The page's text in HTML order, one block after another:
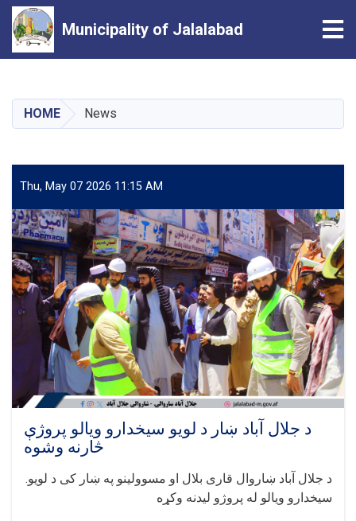
content
Municipality of Jalalabad
HOME News
Thu, May 07 2026 11:15 AM
د جلال آباد ښار د لویو سیخدارو ویالو پروژې
څارنه وشوه
.د جلال آباد ښاروال قاری بلال او مسوولینو په ښار کی د لویو
سیخدارو ویالو له پروژو لیدنه وکړه